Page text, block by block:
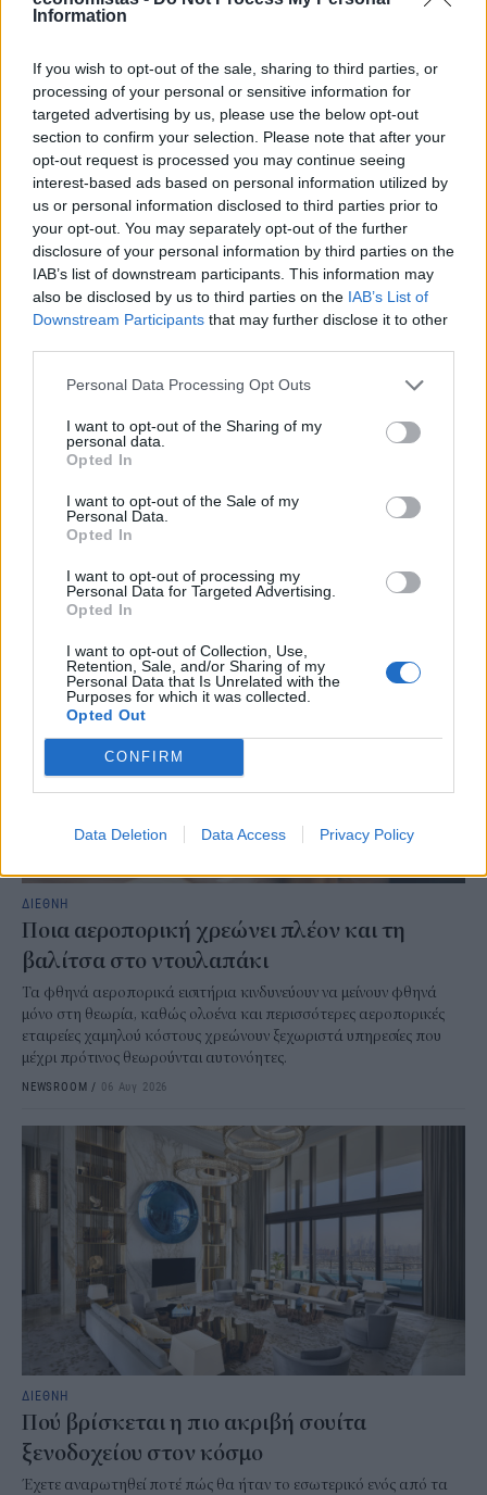
Information
If you wish to opt-out of the sale, sharing to third parties, or
processing of your personal or sensitive information for
targeted advertising by us, please use the below opt-out
section to confirm your selection. Please note that after your
opt-out request is processed you may continue seeing
interest-based ads based on personal information utilized by
us or personal information disclosed to third parties prior to
your opt-out. You may separately opt-out of the further
disclosure of your personal information by third parties on the
IAB’s list of downstream participants. This information may
also be disclosed by us to third parties on the IAB’s List of
Downstream Participants that may further disclose it to other
Personal Data Processing Opt Outs
I want to opt-out of the Sharing of my
personal data.
Opted In
I want to opt-out of the Sale of my
Personal Data.
Opted In
I want to opt-out of processing my
Personal Data for Targeted Advertising.
Opted In
I want to opt-out of Collection, Use,
Retention, Sale, and/or Sharing of my
Personal Data that Is Unrelated with the
Purposes for which it was collected.
Opted Out
CONFIRM
Data Deletion Data Access Privacy Policy
ΔΙΕΘΝΗ
Η πρόταση για να πληρώνουν οι
Με περισσότερα από 1.170 τετραγωνικά χιλιόμετρα γης να έχουν
καεί, η Γαλλία βιώνει μία από τις δυσκολότερες περιόδους των
κλίμα, πληθαίνουν οι προτάσεις για νέα μέτρα πρόληψης, με μία
από τις πιο συζητημένες να βάζει στο στόχαστρο τις
καπνοβιομηχανίες και το περιβαλλοντικό κόστος των
αποτσίγαρων.
NEWSROOM/07 Αυγ 2026
ΔΙΕΘΝΗ
Ποια αεροπορική χρεώνει πλέον και τη
βαλίτσα στο ντουλαπάκι
Τα φθηνά αεροπορικά εισιτήρια κινδυνεύουν να μείνουν φθηνά
μόνο στη θεωρία, καθώς ολοένα και περισσότερες αεροπορικές
εταιρείες χαμηλού κόστους χρεώνουν ξεχωριστά υπηρεσίες που
μέχρι πρότινος θεωρούνται αυτονόητες.
NEWSROOM / 06 Αυγ 2026
ΔΙΕΘΝΗ
Πού βρίσκεται η πιο ακριβή σουίτα
ξενοδοχείου στον κόσμο
Έχετε αναρωτηθεί ποτέ πώς θα ήταν το εσωτερικό ενός από τα